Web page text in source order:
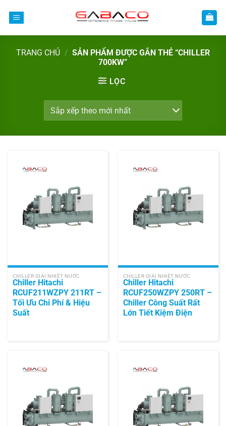
TRANG CHỦ / SẢN PHẨM ĐƯỢC GẮN THẺ “CHILLER
700KW”
LỌC
CHILLER GIẢI NHIỆT NƯỚC
Chiller Hitachi
RCUF211WZPY 211RT –
Tối Ưu Chi Phí & Hiệu
Suất
CHILLER GIẢI NHIỆT NƯỚC
Chiller Hitachi
RCUF250WZPY 250RT –
Chiller Công Suất Rất
Lớn Tiết Kiệm Điện